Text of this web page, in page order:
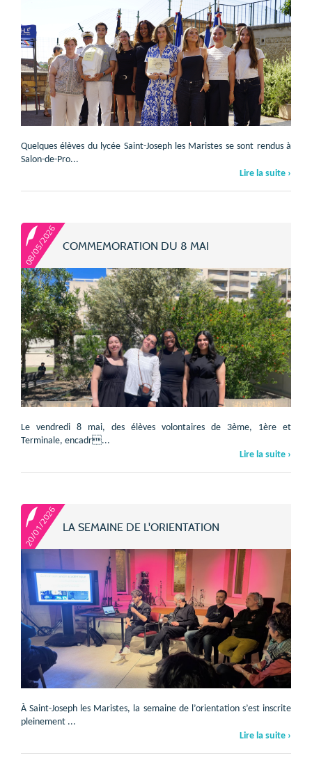
Quelques élèves du lycée Saint-Joseph les Maristes se sont rendus à
Salon-de-Pro...
Lire la suite ›
08/05/2026 COMMEMORATION DU 8 MAI
Le vendredi 8 mai, des élèves volontaires de 3ème, 1ère et
Terminale, encadr...
Lire la suite ›
20/01/2026 LA SEMAINE DE L'ORIENTATION
À Saint-Joseph les Maristes, la semaine de l’orientation s’est inscrite
pleinement ...
Lire la suite ›